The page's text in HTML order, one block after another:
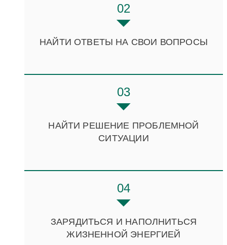
02
НАЙТИ ОТВЕТЫ НА СВОИ ВОПРОСЫ
03
НАЙТИ РЕШЕНИЕ ПРОБЛЕМНОЙ
СИТУАЦИИ
04
ЗАРЯДИТЬСЯ И НАПОЛНИТЬСЯ
ЖИЗНЕННОЙ ЭНЕРГИЕЙ